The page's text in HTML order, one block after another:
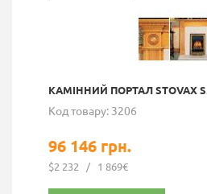
КАМІННИЙ ПОРТАЛ STOVAX
Код товару: 3206
96 146 грн.
$2 232 / 1 869€